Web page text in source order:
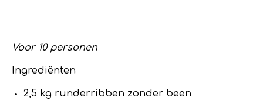
Voor 10 personen
Ingrediënten
2,5 kg runderribben zonder been